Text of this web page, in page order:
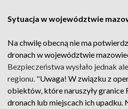
Sytuacja w województwie
Na chwilę obecną nie ma
dronach w województwie
Bezpieczeństwa wysłało jednak
regionu. "Uwaga! W związku z
obiektów, które naruszyły granice
dronach lub miejscach ich upadku.